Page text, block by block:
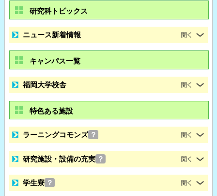
研究科トピックス
ニュース新着情報
キャンパス一覧
福岡大学校舎
特色ある施設
ラーニングコモンズ ？
研究施設・設備の充実 ？
学生寮 ？